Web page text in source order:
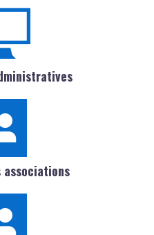
associations